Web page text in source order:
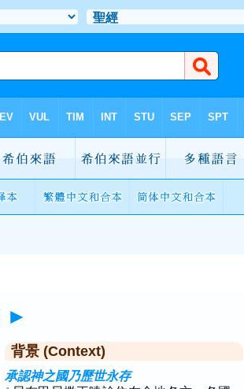
►
背景 (Context)
承認神之國乃歷世永存